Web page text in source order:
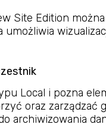
Site Edition
umożliwia
Local i pozna
oraz zarządzać
archiwizowania